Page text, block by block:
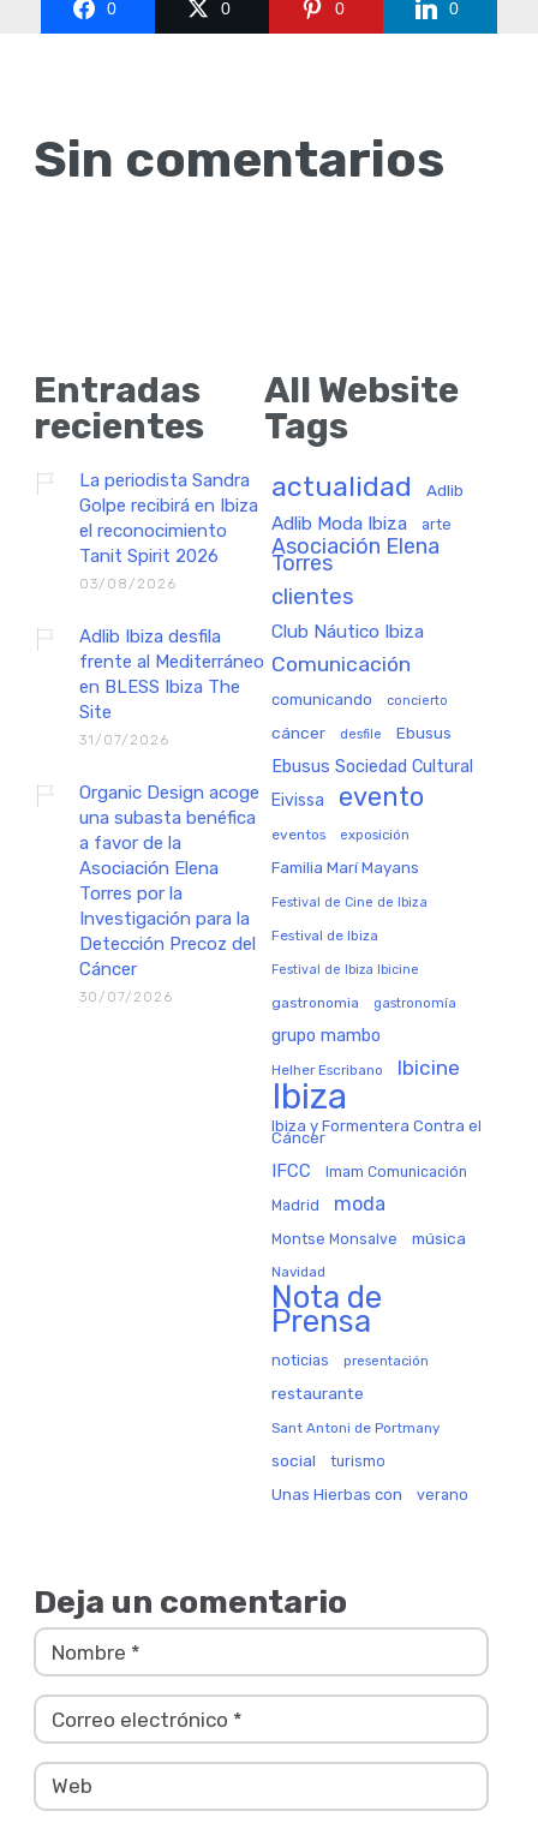
0 0 0 0
Sin comentarios
Entradas
recientes
La periodista Sandra
Golpe recibirá en Ibiza
el reconocimiento
Tanit Spirit 2026
03/08/2026
Adlib Ibiza desfila
frente al Mediterráneo
en BLESS Ibiza The
Site
31/07/2026
Organic Design acoge
una subasta benéfica
a favor de la
Asociación Elena
Torres por la
Investigación para la
Detección Precoz del
Cáncer
30/07/2026
All Website
Tags
actualidad Adlib
Adlib Moda Ibiza arte
Asociación Elena
Torres
clientes
Club Náutico Ibiza
Comunicación
comunicando concierto
cáncer desfile Ebusus
Ebusus Sociedad Cultural
Eivissa evento
eventos exposición
Familia Marí Mayans
Festival de Cine de Ibiza
Festival de Ibiza
Festival de Ibiza Ibicine
gastronomia gastronomía
grupo mambo
Helher Escribano Ibicine
Ibiza
Ibiza y Formentera Contra el
Cáncer
IFCC Imam Comunicación
Madrid moda
Montse Monsalve música
Navidad
Nota de
Prensa
noticias presentación
restaurante
Sant Antoni de Portmany
social turismo
Unas Hierbas con verano
Deja un comentario